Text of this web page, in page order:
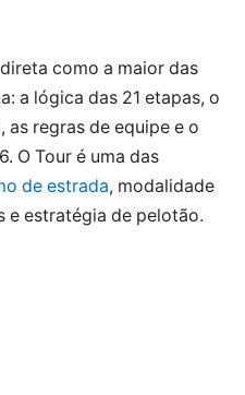
como a maior das
a lógica das 21 etapas, o
regras de equipe e o
O Tour é uma das
de estrada, modalidade
e estratégia de pelotão.